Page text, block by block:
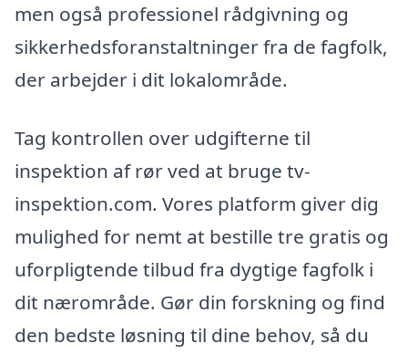
men også professionel rådgivning og
sikkerhedsforanstaltninger fra de fagfolk,
der arbejder i dit lokalområde.
Tag kontrollen over udgifterne til
inspektion af rør ved at bruge tv-
inspektion.com. Vores platform giver dig
mulighed for nemt at bestille tre gratis og
uforpligtende tilbud fra dygtige fagfolk i
dit nærområde. Gør din forskning og find
den bedste løsning til dine behov, så du